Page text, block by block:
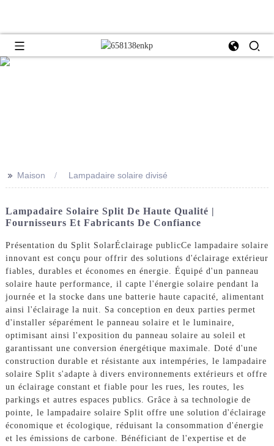
>> Maison Lampadaire solaire divisé
Lampadaire Solaire Split De Haute Qualité |
Fournisseurs Et Fabricants De Confiance
Présentation du Split SolarÉclairage publicCe lampadaire solaire
innovant est conçu pour offrir des solutions d'éclairage extérieur
fiables, durables et économes en énergie. Équipé d'un panneau
solaire haute performance, il capte l'énergie solaire pendant la
journée et la stocke dans une batterie haute capacité, alimentant
ainsi l'éclairage la nuit. Sa conception en deux parties permet
d'installer séparément le panneau solaire et le luminaire,
optimisant ainsi l'exposition du panneau solaire au soleil et
garantissant une conversion énergétique maximale. Doté d'une
construction durable et résistante aux intempéries, le lampadaire
solaire Split s'adapte à divers environnements extérieurs et offre
un éclairage constant et fiable pour les rues, les routes, les
parkings et autres espaces publics. Grâce à sa technologie de
pointe, le lampadaire solaire Split offre une solution d'éclairage
économique et écologique, réduisant la consommation d'énergie
et les émissions de carbone. Bénéficiant de l'expertise et de